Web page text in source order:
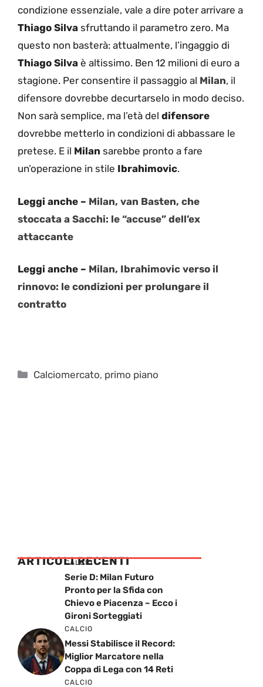
condizione essenziale, vale a dire poter arrivare a
Thiago Silva sfruttando il parametro zero. Ma
questo non basterà: attualmente, l’ingaggio di
Thiago Silva è altissimo. Ben 12 milioni di euro a
stagione. Per consentire il passaggio al Milan, il
difensore dovrebbe decurtarselo in modo deciso.
Non sarà semplice, ma l’età del difensore
dovrebbe metterlo in condizioni di abbassare le
pretese. E il Milan sarebbe pronto a fare
un’operazione in stile Ibrahimovic.
Leggi anche – Milan, van Basten, che
stoccata a Sacchi: le “accuse” dell’ex
attaccante
Leggi anche – Milan, Ibrahimovic verso il
rinnovo: le condizioni per prolungare il
contratto
Categorie
Calciomercato, primo piano
ARTICOLI RECENTI
CALCIO
Serie D: Milan Futuro
Pronto per la Sfida con
Chievo e Piacenza – Ecco i
Gironi Sorteggiati
CALCIO
Messi Stabilisce il Record:
Miglior Marcatore nella
Coppa di Lega con 14 Reti
CALCIO